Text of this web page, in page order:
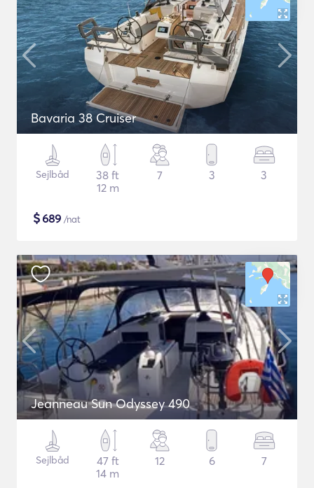
Bavaria 38 Cruiser
Sejlbåd
38 ft
12 m
7 3 3
$689 /nat
Jeanneau Sun Odyssey 490
Sejlbåd
47 ft
14 m
12 6 7